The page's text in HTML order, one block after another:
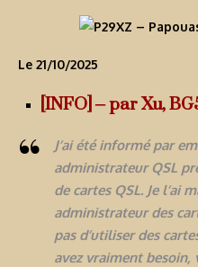
Le 21/10/2025
[INFO] – par Xu,
J’ai été informé par
administrateur QSL
de cartes QSL. Je l’ai
administrateur des
pas d’utiliser des
avez vraiment besoin,